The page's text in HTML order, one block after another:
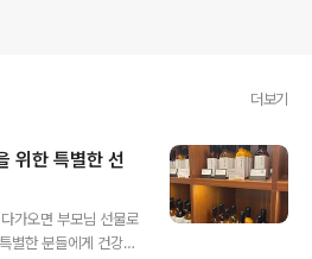
더보기
위한 특별한 선
가오면 부모님 선물로
별한 분들에게 건강하